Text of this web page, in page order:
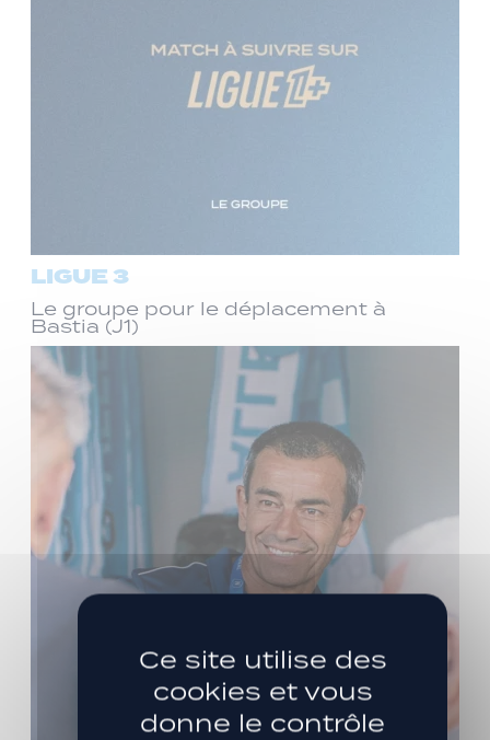
LIGUE 3
Le groupe pour le déplacement à
Bastia (J1)
Ce site utilise des
cookies et vous
donne le contrôle